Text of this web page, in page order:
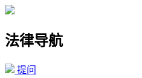
法律导航
提问